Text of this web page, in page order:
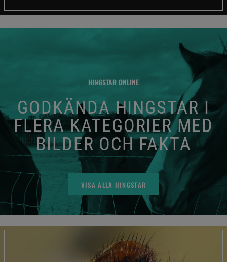
HINGSTAR ONLINE
GODKÄNDA HINGSTAR I
FLERA KATEGORIER MED
BILDER OCH FAKTA
VISA ALLA HINGSTAR